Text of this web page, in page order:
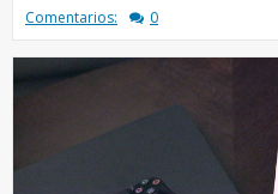
Comentarios:
0